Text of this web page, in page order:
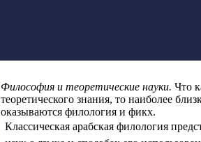
Философия и теоретические науки. Что
теоретического знания, то наиболее
оказываются филология и фикх.
Классическая арабская филология